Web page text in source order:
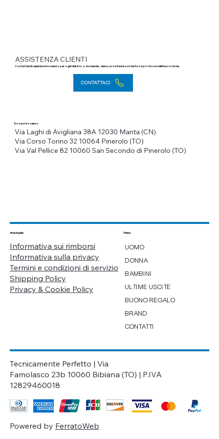
Contattaci in qualsiasi momento per ogni dubbio o domanda, siamo pronti ad assisterti con professionalità e cortesia.
CONTATTACI
ASSISTENZA CLIENTI
Dove ci troviamo
Via Laghi di Avigliana 38A 12030 Manta (CN)
Via Val Pellice 82 10060 San Secondo di Pinerolo (TO)
Via Corso Torino 32 10064 Pinerolo (TO)
Area legale
Informativa sui rimborsi
Informativa sulla privacy
Termini e condizioni di servizio
Shipping Policy
Privacy & Cookie Policy
Menu
UOMO
DONNA
BAMBINI
ULTIME USCITE
BUONO REGALO
BRAND
CONTATTI
Tecnicamente Perfetto | Via
Famolasco 23b 10060 Bibiana (TO) | P.IVA
12829460018
Powered by FerratoWeb